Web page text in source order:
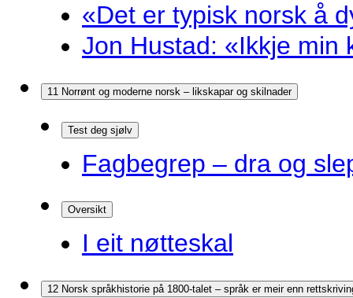
«Det er typisk norsk å
Jon Hustad: «Ikkje min
11 Norrønt og moderne norsk – likskapar og skilnader
Test deg sjølv
Fagbegrep – dra og
Oversikt
I eit nøtteskal
12 Norsk språkhistorie på 1800-talet – språk er meir enn